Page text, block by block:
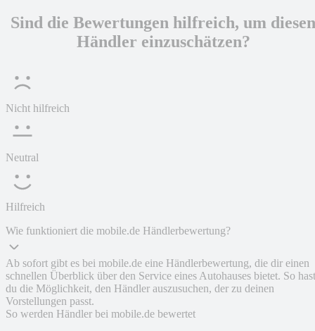
Sind die Bewertungen hilfreich, um diesen
Händler einzuschätzen?
Nicht hilfreich
Neutral
Hilfreich
Wie funktioniert die mobile.de Händlerbewertung?
Ab sofort gibt es bei mobile.de eine Händlerbewertung, die dir einen
schnellen Überblick über den Service eines Autohauses bietet. So hast
du die Möglichkeit, den Händler auszusuchen, der zu deinen
Vorstellungen passt.
So werden Händler bei mobile.de bewertet